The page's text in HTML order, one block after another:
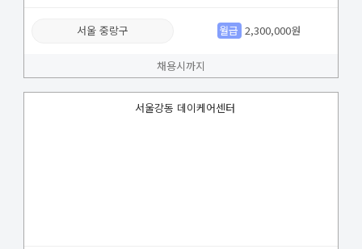
서울 중랑구 월급 2,300,000원
채용시까지
서울강동 데이케어센터